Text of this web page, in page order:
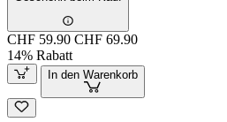
CHF 59.90 CHF 69.90
14% Rabatt
In den Warenkorb